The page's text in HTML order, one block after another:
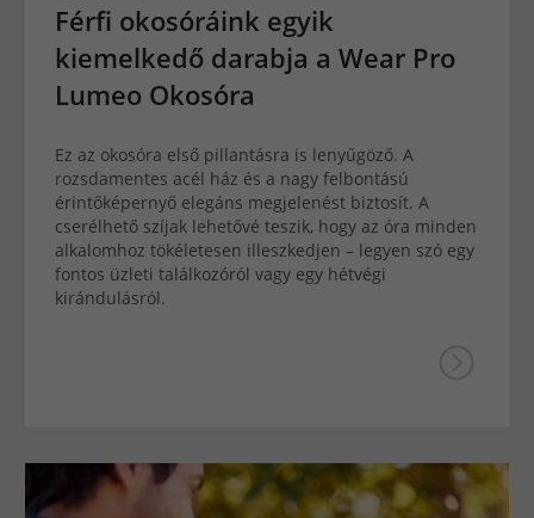
Férfi okosóráink egyik
kiemelkedő darabja a Wear Pro
Lumeo Okosóra
Ez az okosóra első pillantásra is lenyűgöző. A
rozsdamentes acél ház és a nagy felbontású
érintőképernyő elegáns megjelenést biztosít. A
cserélhető szíjak lehetővé teszik, hogy az óra minden
alkalomhoz tökéletesen illeszkedjen – legyen szó egy
fontos üzleti találkozóról vagy egy hétvégi
kirándulásról.